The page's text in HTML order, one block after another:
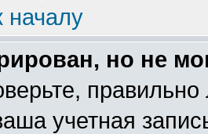
началу
но не
учетная